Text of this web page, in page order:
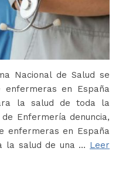
Nacional de Salud se
en España
la salud de toda la
Enfermería denuncia,
enfermeras en España
la salud de una … Leer